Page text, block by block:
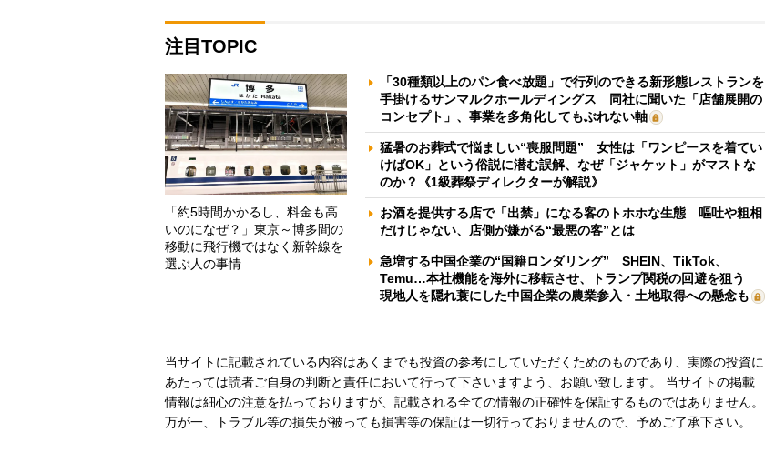
注目TOPIC
「約5時間かかるし、料金も高
いのになぜ？」東京～博多間の
移動に飛行機ではなく新幹線を
選ぶ人の事情
「30種類以上のパン食べ放題」で行列のできる新形態レストランを
手掛けるサンマルクホールディングス 同社に聞いた「店舗展開の
コンセプト」、事業を多角化してもぶれない軸
猛暑のお葬式で悩ましい“喪服問題” 女性は「ワンピースを着てい
けばOK」という俗説に潜む誤解、なぜ「ジャケット」がマストな
のか？《1級葬祭ディレクターが解説》
お酒を提供する店で「出禁」になる客のトホホな生態 嘔吐や粗相
だけじゃない、店側が嫌がる“最悪の客”とは
急増する中国企業の“国籍ロンダリング” SHEIN、TikTok、
Temu…本社機能を海外に移転させ、トランプ関税の回避を狙う
現地人を隠れ蓑にした中国企業の農業参入・土地取得への懸念も
当サイトに記載されている内容はあくまでも投資の参考にしていただくためのものであり、実際の投資に
あたっては読者ご自身の判断と責任において行って下さいますよう、お願い致します。 当サイトの掲載
情報は細心の注意を払っておりますが、記載される全ての情報の正確性を保証するものではありません。
万が一、トラブル等の損失が被っても損害等の保証は一切行っておりませんので、予めご了承下さい。